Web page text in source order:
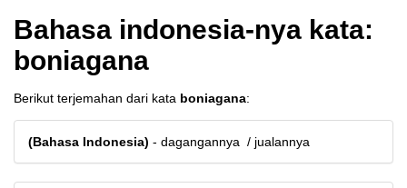
Bahasa indonesia-nya kata:
boniagana
Berikut terjemahan dari kata boniagana:
(Bahasa Indonesia) - dagangannya / jualannya